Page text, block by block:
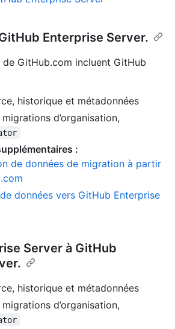
Enterprise Server.
GitHub.com incluent GitHub
historique et métadonnées
migrations d’organisation,
:
de données de migration à partir
données vers GitHub Enterprise
Server à GitHub
historique et métadonnées
migrations d’organisation,